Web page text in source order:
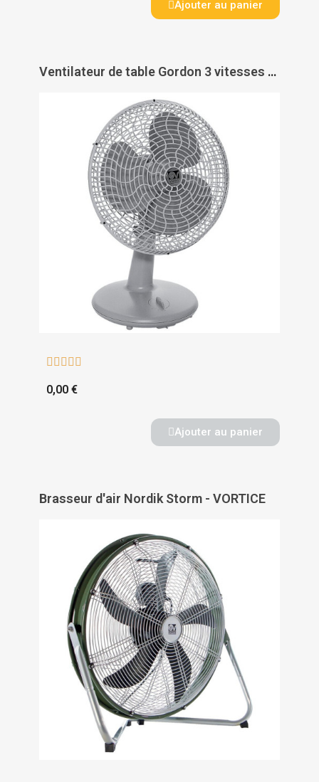
Ajouter au panier
Ventilateur de table Gordon 3 vitesses - VORTICE
    
0,00 €
Ajouter au panier
Brasseur d'air Nordik Storm - VORTICE